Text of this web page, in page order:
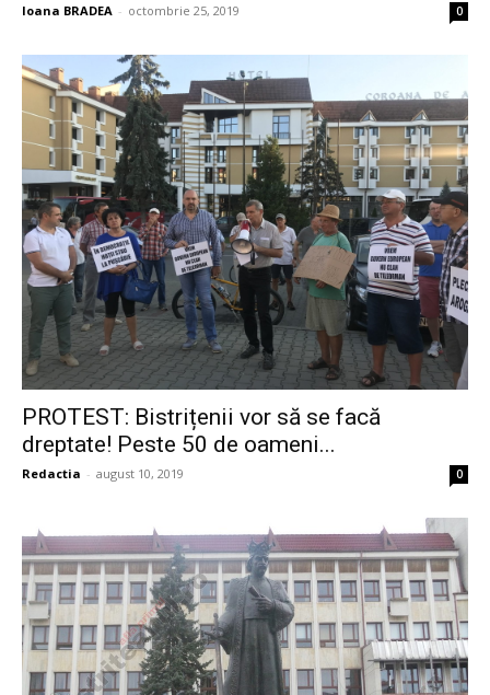
Ioana BRADEA - octombrie 25, 2019 0
PROTEST: Bistrițenii vor să se facă
dreptate! Peste 50 de oameni...
Redactia - august 10, 2019 0